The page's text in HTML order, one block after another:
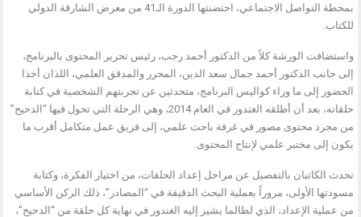
بمحطة التواصل الاجتماعي، احتضنتها الدورة الـ41 من معرض الشارقة الدولي
للكتاب.
واستضافت الورشة كلاً من الدكتور أحمد رجب، رئيس تحرير المحتوى بالبرنامج،
إلى جانب الدكتور أحمد جمال سعد الدين، المحرر والمدقق العلمي، اللذان أخذا
الحضور إلى ما وراء كواليس البرنامج، متحدثين عن تجربتهم الشخصية في كتابة
حلقاته، بعد أن أطلقه الغندور في العام 2014، وهي الرحلة التي تحول فيها “الدحيح”
من مجرد محتوى مصور في غرفة باحث علمي، إلى فريق عمل متكامل أقرب ما
يكون إلى مختبر علمي لإنتاج المحتوى.
تحدث الكاتبان بالتفصيل عن مراحل إعداد الحلقات، من اختيار الفكرة، وكتابة
مسودتها الأولى، مروراً بعملية البحث الدقيقة في “المصادر”، ذلك الركن الأساسي
من عملية الإعداد، الذي لطالما يشير إليه الغندور في نهاية كل حلقة من “الدحيح”،